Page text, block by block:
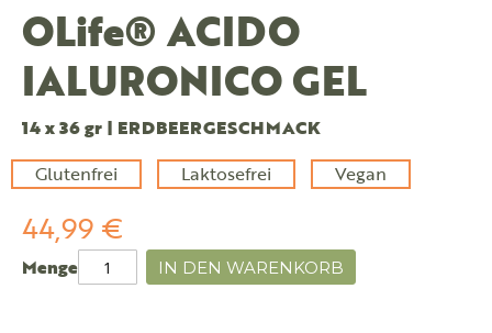
OLife® ACIDO
IALURONICO GEL
14 x 36 gr | ERDBEERGESCHMACK
Glutenfrei
Laktosefrei Vegan
44,99 €
Menge IN DEN WARENKORB